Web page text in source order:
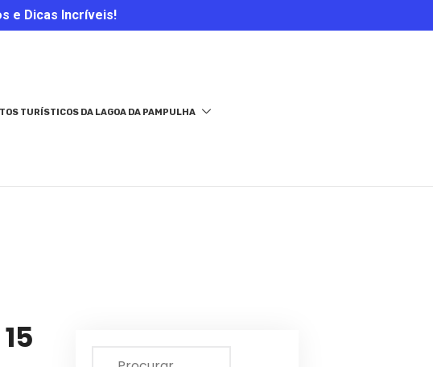
e Dicas Incríveis!
TURÍSTICOS DA LAGOA DA PAMPULHA